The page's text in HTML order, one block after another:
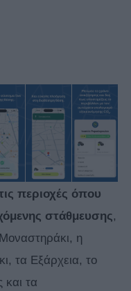
περιοχές όπου
στάθμευσης,
η
τα Εξάρχεια, το
και τα